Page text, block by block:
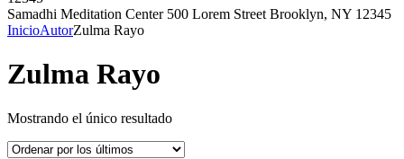
Samadhi Meditation Center 500 Lorem Street Brooklyn, NY 12345
InicioAutorZulma Rayo
Zulma Rayo
Mostrando el único resultado